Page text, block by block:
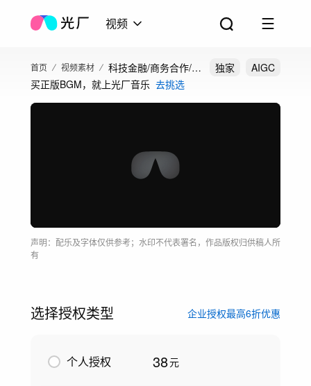
视频
首页 视频素材
科技金融/商务合作/中
外商务
独家
AIGC
买正版BGM，就上光厂音乐 去挑选
声明：配乐及字体仅供参考；水印不代表署名，作品版权归供稿人所
有
选择授权类型 企业授权最高6折优惠
个人授权 38元